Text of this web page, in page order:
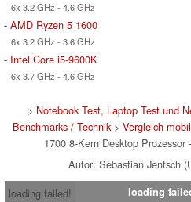
6x 3.2 GHz - 4.6 GHz
- AMD Ryzen 5 1600
6x 3.2 GHz - 3.6 GHz
- Intel Core i5-9600K
6x 3.7 GHz - 4.6 GHz
> Notebook Test, Laptop Test und
Benchmarks / Technik> Vergleich
1700 8-Kern Desktop
Autor: Sebastian Jentsch
loading failed!
loading